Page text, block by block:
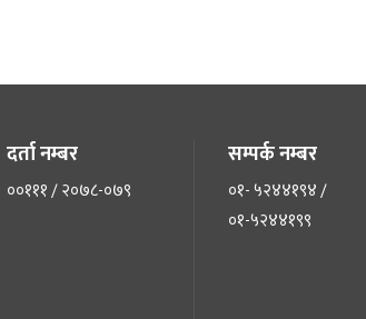
दर्ता नम्बर
००१११ / २०७८-०७९
सम्पर्क नम्बर
०१- ५२४४१९४ /
०१-५२४४१९९